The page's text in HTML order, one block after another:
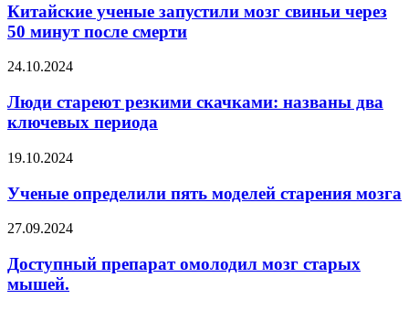
Китайские ученые запустили мозг свиньи через
50 минут после смерти
24.10.2024
Люди стареют резкими скачками: названы два
ключевых периода
19.10.2024
Ученые определили пять моделей старения мозга
27.09.2024
Доступный препарат омолодил мозг старых
мышей.